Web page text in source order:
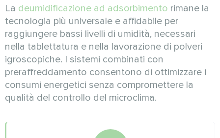
La deumidificazione ad adsorbimento rimane la
tecnologia più universale e affidabile per
raggiungere bassi livelli di umidità, necessari
nella tablettatura e nella lavorazione di polveri
igroscopiche. I sistemi combinati con
preraffreddamento consentono di ottimizzare i
consumi energetici senza compromettere la
qualità del controllo del microclima.